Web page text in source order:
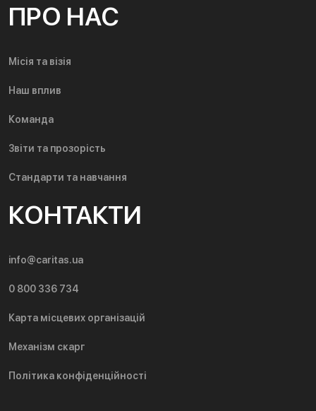
ПРО НАС
Місія та візія
Наш вплив
Команда
Звіти та прозорість
Стандарти та навчання
КОНТАКТИ
info@caritas.ua
0 800 336 734
Карта місцевих організацій
Механізм скарг
Політика конфіденційності